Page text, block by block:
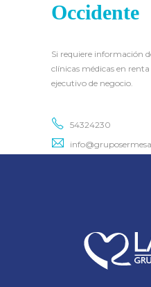
Occidente
Si requiere información
clínicas médicas en
ejecutivo de negocio.
54324230